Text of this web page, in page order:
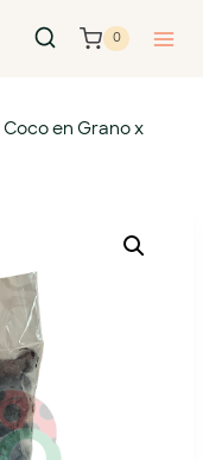
0
Coco en Grano x